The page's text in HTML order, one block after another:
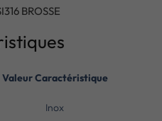
BROSSE
Valeur Caractéristique
Inox